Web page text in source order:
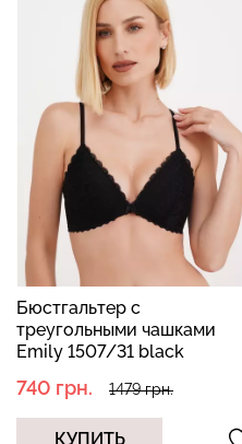
Бюстгальтер с
треугольными чашками
Emily 1507/31 black
740 грн. 1479 грн.
КУПИТЬ